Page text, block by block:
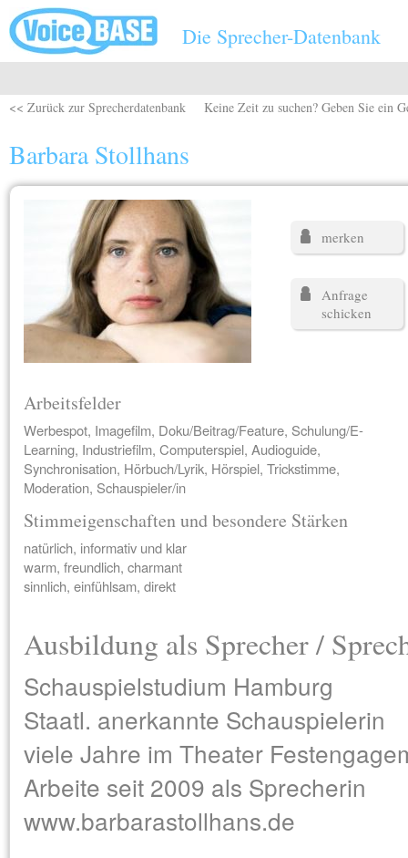
Direkt zum Inhalt
Die Sprecher-Datenbank
<< Zurück zur Sprecherdatenbank Keine Zeit zu suchen? Geben Sie ein
Barbara Stollhans
merken
Anfrage
schicken
Arbeitsfelder
Werbespot, Imagefilm, Doku/Beitrag/Feature, Schulung/E-
Learning, Industriefilm, Computerspiel, Audioguide,
Synchronisation, Hörbuch/Lyrik, Hörspiel, Trickstimme,
Moderation, Schauspieler/in
Stimmeigenschaften und besondere Stärken
natürlich, informativ und klar
warm, freundlich, charmant
sinnlich, einfühlsam, direkt
Ausbildung als Sprecher /
Schauspielstudium Hamburg
Staatl. anerkannte Schauspielerin
viele Jahre im Theater
Arbeite seit 2009 als Sprecherin
www.barbarastollhans.de